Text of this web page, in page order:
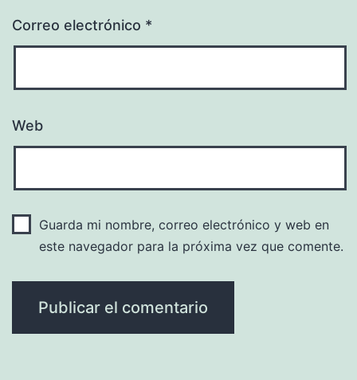
Correo electrónico *
Web
Guarda mi nombre, correo electrónico y web en
este navegador para la próxima vez que comente.